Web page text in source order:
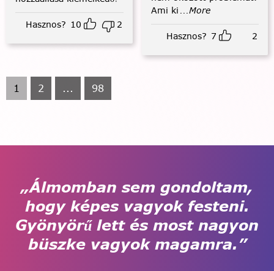
Hasznos? 10 2
Ami ki ...More
Hasznos? 7 2
1 2 ... 98
„Álmomban sem gondoltam,
hogy képes vagyok festeni.
Gyönyörű lett és most nagyon
büszke vagyok magamra.”